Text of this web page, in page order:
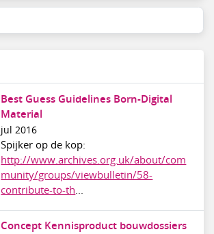
Best Guess Guidelines Born-Digital
Material
jul 2016
Spijker op de kop:
http://www.archives.org.uk/about/com
munity/groups/viewbulletin/58-
contribute-to-th
Concept Kennisproduct bouwdossiers